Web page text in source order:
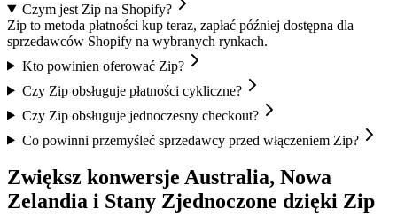
Czym jest Zip na Shopify?
Zip to metoda płatności kup teraz, zapłać później dostępna dla
sprzedawców Shopify na wybranych rynkach.
Kto powinien oferować Zip?
Czy Zip obsługuje płatności cykliczne?
Czy Zip obsługuje jednoczesny checkout?
Co powinni przemyśleć sprzedawcy przed włączeniem Zip?
Zwiększ konwersje Australia, Nowa
Zelandia i Stany Zjednoczone dzięki Zip